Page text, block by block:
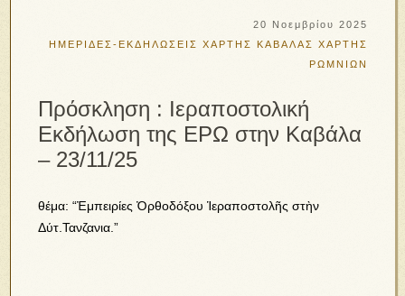
20 Νοεμβρίου 2025
ΗΜΕΡΙΔΕΣ-ΕΚΔΗΛΩΣΕΙΣ
ΧΑΡΤΗΣ ΚΑΒΑΛΑΣ
ΧΑΡΤΗΣ
ΡΩΜΝΙΩΝ
Πρόσκληση : Ιεραποστολική
Εκδήλωση της ΕΡΩ στην Καβάλα
– 23/11/25
θέμα: “Ἐμπειρίες Ὀρθοδόξου Ἱεραποστολῆς στὴν
Δύτ.Τανζανια.”